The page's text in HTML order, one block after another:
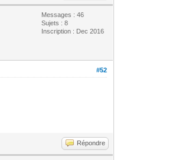
Messages : 46
Sujets : 8
Inscription : Dec 2016
#52
Répondre